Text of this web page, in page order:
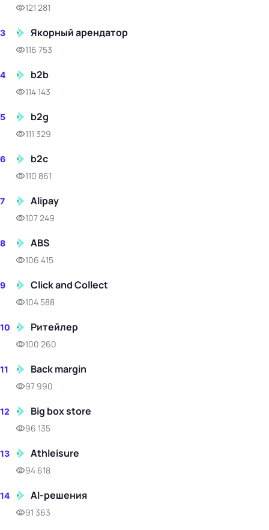
121 281
3 Якорный арендатор
116 753
4 b2b
114 143
5 b2g
111 329
6 b2c
110 861
7 Alipay
107 249
8 ABS
106 415
9 Click and Collect
104 588
10 Ритейлер
100 260
11 Back margin
97 990
12 Big box store
96 135
13 Athleisure
94 618
14 AI-решения
91 363